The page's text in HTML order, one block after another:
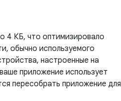
4 КБ, что оптимизировало
обычно используемого
настроенные на
приложение использует
пересобрать приложение для